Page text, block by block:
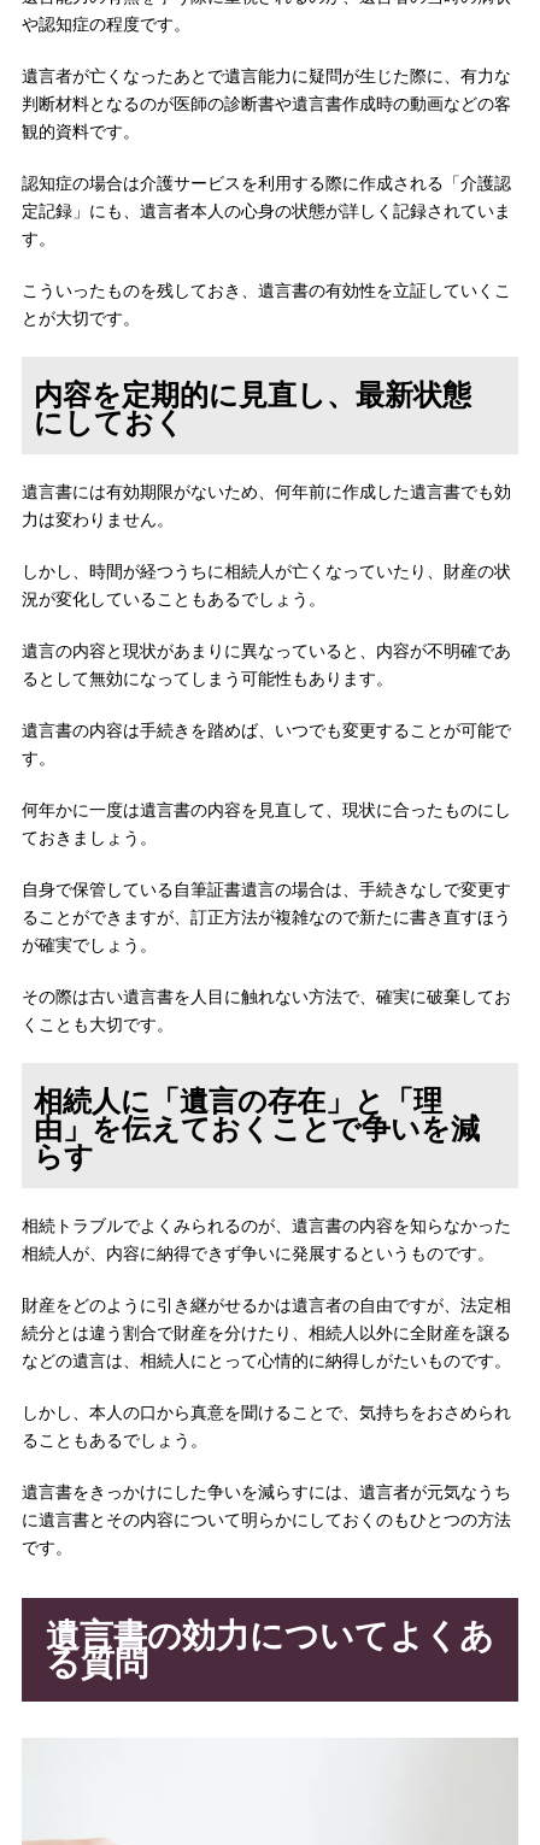
や認知症の程度です。
遺言者が亡くなったあとで遺言能力に疑問が生じた際に、有力な
判断材料となるのが医師の診断書や遺言書作成時の動画などの客
観的資料です。
認知症の場合は介護サービスを利用する際に作成される「介護認
定記録」にも、遺言者本人の心身の状態が詳しく記録されていま
す。
こういったものを残しておき、遺言書の有効性を立証していくこ
とが大切です。
内容を定期的に見直し、最新状態
にしておく
遺言書には有効期限がないため、何年前に作成した遺言書でも効
力は変わりません。
しかし、時間が経つうちに相続人が亡くなっていたり、財産の状
況が変化していることもあるでしょう。
遺言の内容と現状があまりに異なっていると、内容が不明確であ
るとして無効になってしまう可能性もあります。
遺言書の内容は手続きを踏めば、いつでも変更することが可能で
す。
何年かに一度は遺言書の内容を見直して、現状に合ったものにし
ておきましょう。
自身で保管している自筆証書遺言の場合は、手続きなしで変更す
ることができますが、訂正方法が複雑なので新たに書き直すほう
が確実でしょう。
その際は古い遺言書を人目に触れない方法で、確実に破棄してお
くことも大切です。
相続人に「遺言の存在」と「理
由」を伝えておくことで争いを減
らす
相続トラブルでよくみられるのが、遺言書の内容を知らなかった
相続人が、内容に納得できず争いに発展するというものです。
財産をどのように引き継がせるかは遺言者の自由ですが、法定相
続分とは違う割合で財産を分けたり、相続人以外に全財産を譲る
などの遺言は、相続人にとって心情的に納得しがたいものです。
しかし、本人の口から真意を聞けることで、気持ちをおさめられ
ることもあるでしょう。
遺言書をきっかけにした争いを減らすには、遺言者が元気なうち
に遺言書とその内容について明らかにしておくのもひとつの方法
です。
遺言書の効力についてよくあ
る質問